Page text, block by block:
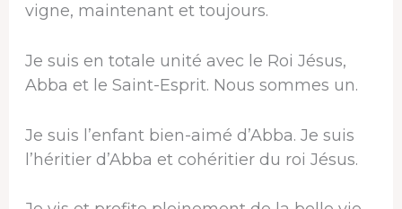
vigne, maintenant et toujours.
Je suis en totale unité avec le Roi Jésus,
Abba et le Saint-Esprit. Nous sommes un.
Je suis l’enfant bien-aimé d’Abba. Je suis
l’héritier d’Abba et cohéritier du roi Jésus.